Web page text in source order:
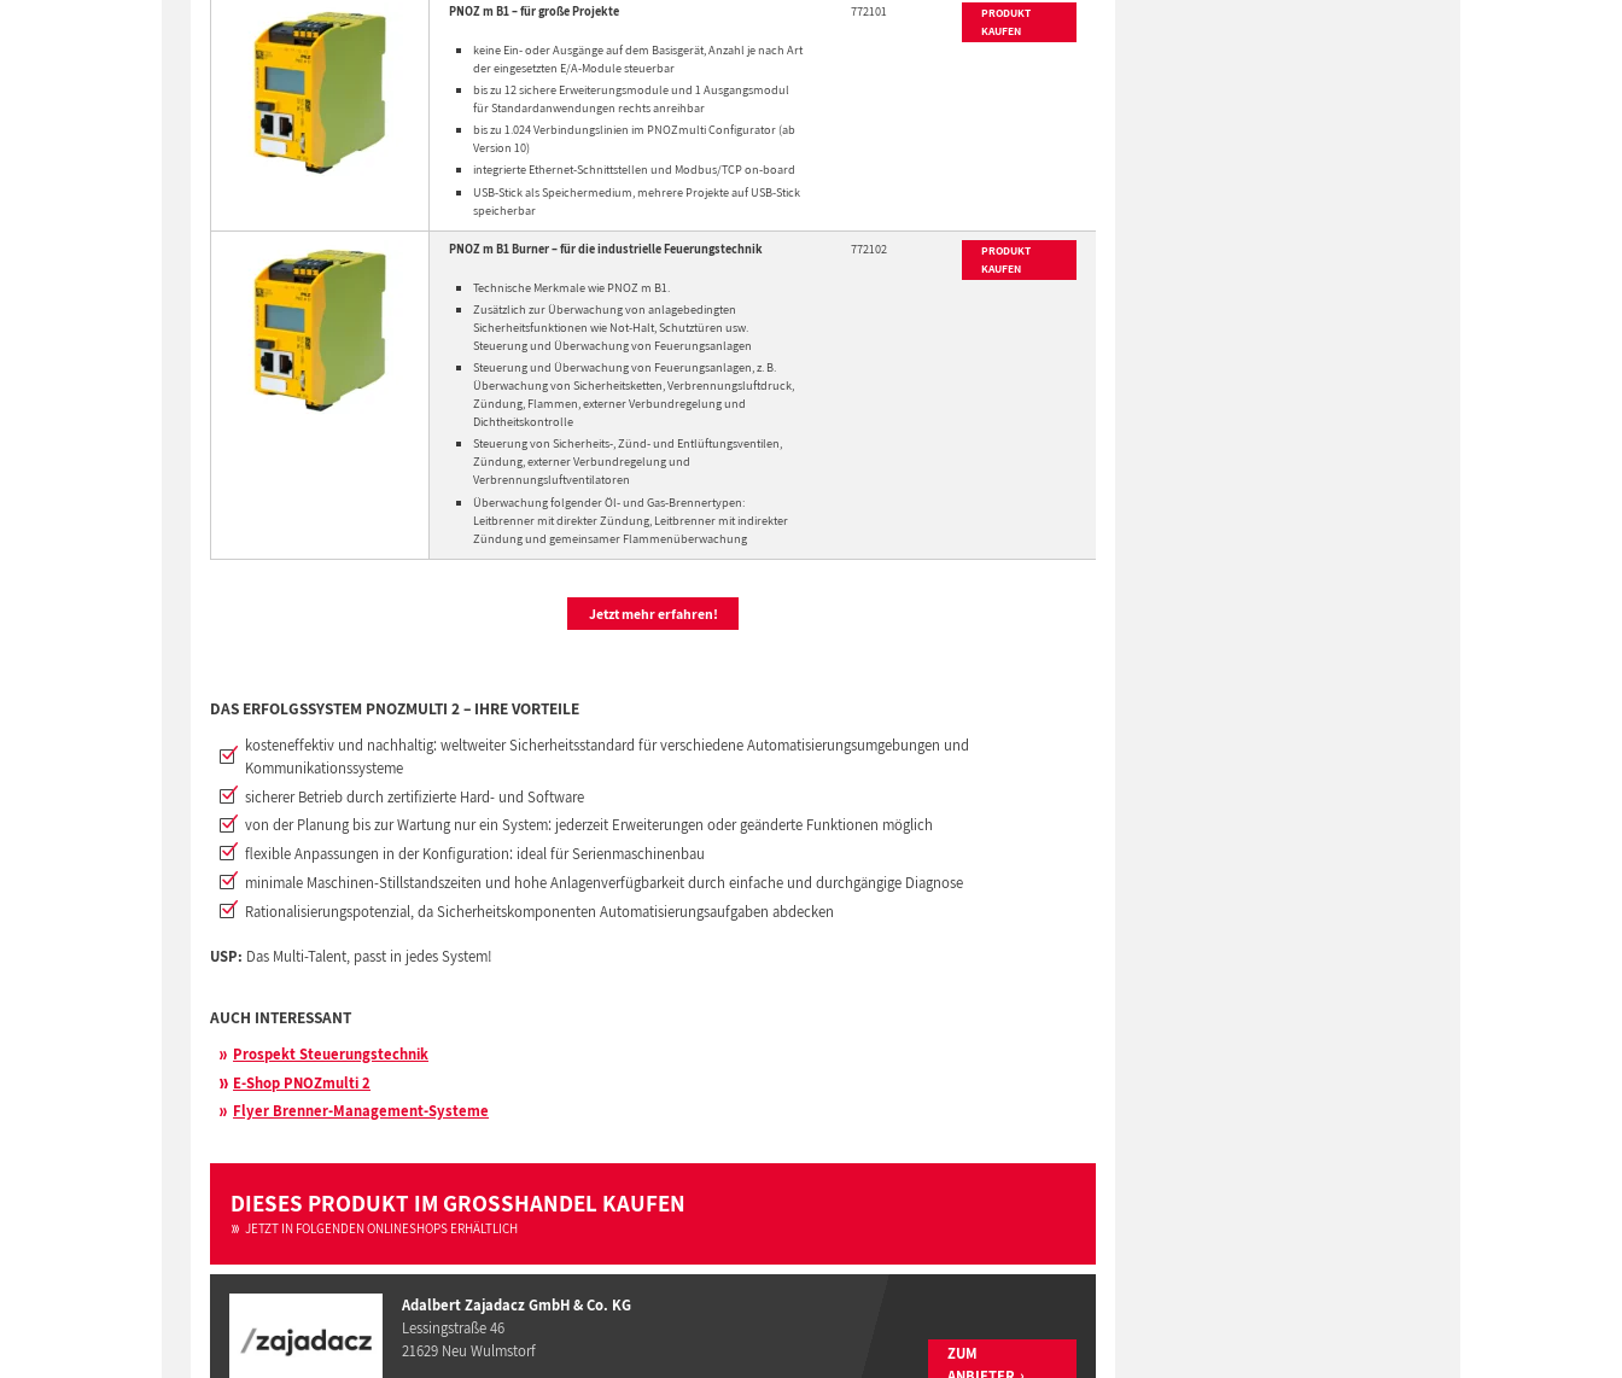
PNOZ m B1 – für große Projekte
keine Ein- oder Ausgänge auf dem Basisgerät, Anzahl je nach Art
der eingesetzten E/A-Module steuerbar
bis zu 12 sichere Erweiterungsmodule und 1 Ausgangsmodul
für Standardanwendungen rechts anreihbar
bis zu 1.024 Verbindungslinien im PNOZmulti Configurator (ab
Version 10)
integrierte Ethernet-Schnittstellen und Modbus/TCP on-board
USB-Stick als Speichermedium, mehrere Projekte auf USB-Stick
speicherbar
772101
PRODUKT
KAUFEN
PNOZ m B1 Burner – für die industrielle Feuerungstechnik
Technische Merkmale wie PNOZ m B1.
Zusätzlich zur Überwachung von anlagebedingten
Sicherheitsfunktionen wie Not-Halt, Schutztüren usw.
Steuerung und Überwachung von Feuerungsanlagen
Steuerung und Überwachung von Feuerungsanlagen, z. B.
Überwachung von Sicherheitsketten, Verbrennungsluftdruck,
Zündung, Flammen, externer Verbundregelung und
Dichtheitskontrolle
Steuerung von Sicherheits-, Zünd- und Entlüftungsventilen,
Zündung, externer Verbundregelung und
Verbrennungsluftventilatoren
Überwachung folgender Öl- und Gas-Brennertypen:
Leitbrenner mit direkter Zündung, Leitbrenner mit indirekter
Zündung und gemeinsamer Flammenüberwachung
772102
PRODUKT
KAUFEN
Jetzt mehr erfahren!
DAS ERFOLGSSYSTEM PNOZMULTI 2 – IHRE VORTEILE
kosteneffektiv und nachhaltig: weltweiter Sicherheitsstandard für verschiedene Automatisierungsumgebungen und
Kommunikationssysteme
sicherer Betrieb durch zertifizierte Hard- und Software
von der Planung bis zur Wartung nur ein System: jederzeit Erweiterungen oder geänderte Funktionen möglich
flexible Anpassungen in der Konfiguration: ideal für Serienmaschinenbau
minimale Maschinen-Stillstandszeiten und hohe Anlagenverfügbarkeit durch einfache und durchgängige Diagnose
Rationalisierungspotenzial, da Sicherheitskomponenten Automatisierungsaufgaben abdecken
USP: Das Multi-Talent, passt in jedes System!
AUCH INTERESSANT
Prospekt Steuerungstechnik
E-Shop PNOZmulti 2
Flyer Brenner-Management-Systeme
DIESES PRODUKT IM GROSSHANDEL KAUFEN
JETZT IN FOLGENDEN ONLINESHOPS ERHÄLTLICH
Adalbert Zajadacz GmbH & Co. KG
Lessingstraße 46
21629 Neu Wulmstorf
ZUM